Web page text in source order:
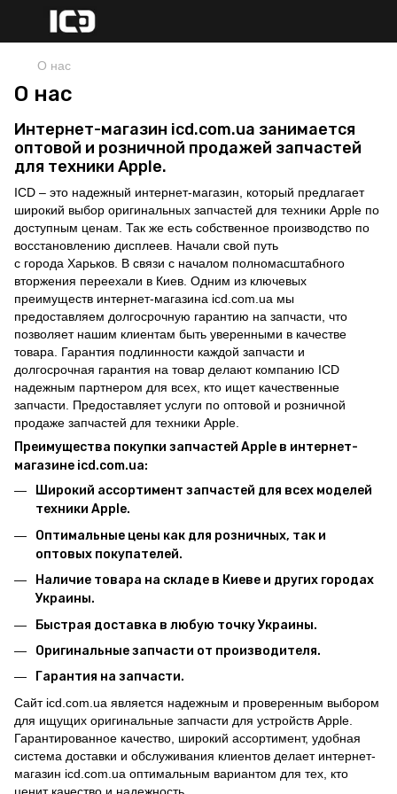
О нас
О нас
Интернет-магазин icd.com.ua занимается
оптовой и розничной продажей запчастей
для техники Apple.
ICD – это надежный интернет-магазин, который предлагает
широкий выбор оригинальных запчастей для техники Apple по
доступным ценам. Так же есть собственное производство по
восстановлению дисплеев. Начали свой путь
с города Харьков. В связи с началом полномасштабного
вторжения переехали в Киев. Одним из ключевых
преимуществ интернет-магазина icd.com.ua мы
предоставляем долгосрочную гарантию на запчасти, что
позволяет нашим клиентам быть уверенными в качестве
товара. Гарантия подлинности каждой запчасти и
долгосрочная гарантия на товар делают компанию ICD
надежным партнером для всех, кто ищет качественные
запчасти. Предоставляет услуги по оптовой и розничной
продаже запчастей для техники Apple.
Преимущества покупки запчастей Apple в интернет-
магазине icd.com.ua:
Широкий ассортимент запчастей для всех моделей
техники Apple.
Оптимальные цены как для розничных, так и
оптовых покупателей.
Наличие товара на складе в Киеве и других городах
Украины.
Быстрая доставка в любую точку Украины.
Оригинальные запчасти от производителя.
Гарантия на запчасти.
Сайт icd.com.ua является надежным и проверенным выбором
для ищущих оригинальные запчасти для устройств Apple.
Гарантированное качество, широкий ассортимент, удобная
система доставки и обслуживания клиентов делает интернет-
магазин icd.com.ua оптимальным вариантом для тех, кто
ценит качество и надежность.